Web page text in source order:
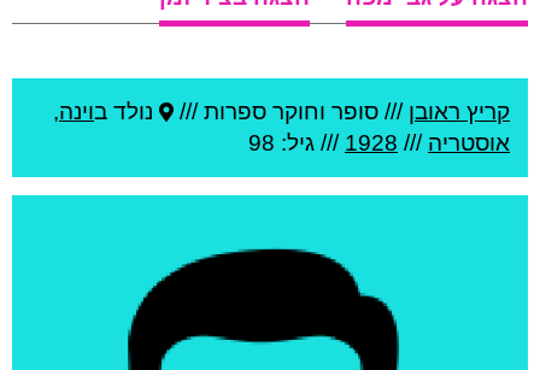
קריץ ראובן /// סופר וחוקר ספרות /// נולד בוינה,
אוסטריה ///
1928 /// גיל: 98